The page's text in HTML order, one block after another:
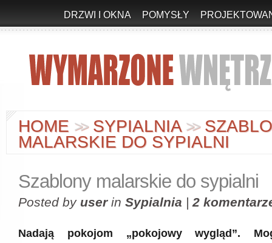
DRZWI I OKNA POMYSŁY
HOME >> SYPIALNIA >>
MALARSKIE DO SYPIALNI
Szablony malarskie do sypialni
Posted by userin Sypialnia | 2
Nadają pokojom „pokojowy wygląd”.